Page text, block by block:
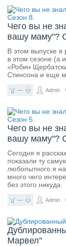
Чего вы не
вашу маму"?
В этом выпуске
в этом сезоне (а
«Робин
Стинсона и еще
— Admin
Чего вы не
вашу маму"?
Сегодня я
показали ту
любопытного я
много чего
без этого никуда.
— Admin
Марвел"